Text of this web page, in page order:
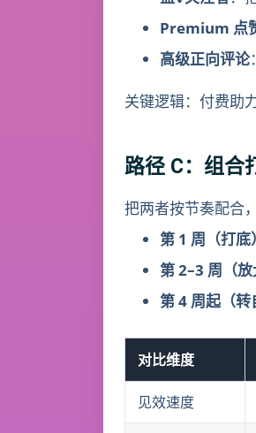
Premium 点
高级正向评论
关键逻辑：付费助
路径 C：组合
把两者按节奏配合
第 1 周（打底）
第 2–3 周（放
第 4 周起（转
对比维度
见效速度